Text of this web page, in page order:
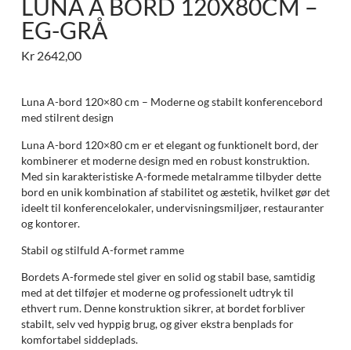
LUNA A BORD 120X80CM –
EG-GRÅ
Kr2642,00
Luna A-bord 120×80 cm – Moderne og stabilt konferencebord
med stilrent design
Luna A-bord 120×80 cm er et elegant og funktionelt bord, der
kombinerer et moderne design med en robust konstruktion.
Med sin karakteristiske A-formede metalramme tilbyder dette
bord en unik kombination af stabilitet og æstetik, hvilket gør det
ideelt til konferencelokaler, undervisningsmiljøer, restauranter
og kontorer.
Stabil og stilfuld A-formet ramme
Bordets A-formede stel giver en solid og stabil base, samtidig
med at det tilføjer et moderne og professionelt udtryk til
ethvert rum. Denne konstruktion sikrer, at bordet forbliver
stabilt, selv ved hyppig brug, og giver ekstra benplads for
komfortabel siddeplads.